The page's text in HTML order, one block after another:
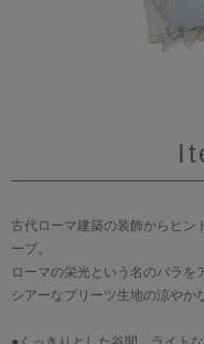
古代ローマ建築の装飾からヒン
ープ。
ローマの栄光という名のバラを
シアーなプリーツ生地の涼やか